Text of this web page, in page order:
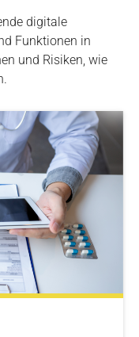
digitale
Funktionen in
und Risiken, wie